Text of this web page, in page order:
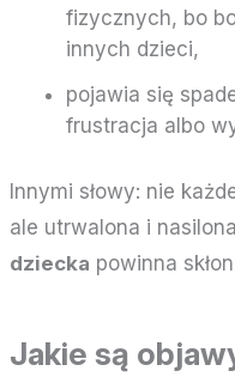
fizycznych, bo
innych dzieci,
pojawia się
frustracja albo
Innymi słowy: nie
ale utrwalona i nasilona
dziecka powinna
Jakie są